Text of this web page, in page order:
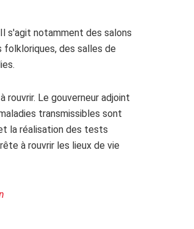
s'agit notamment des salons
des salles de
Le gouverneur adjoint
transmissibles sont
la réalisation des tests
à rouvrir les lieux de vie